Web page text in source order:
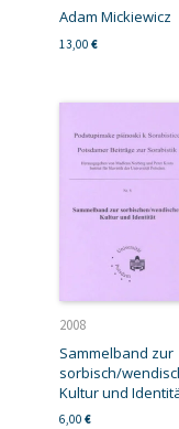
Adam Mickiewicz
13,00 €
2008
Sammelband zur
sorbisch/
Kultur und
6,00 €